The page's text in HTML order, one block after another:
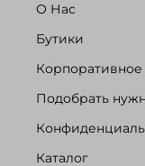
О Нас
Бутики
Подобрать
Каталог